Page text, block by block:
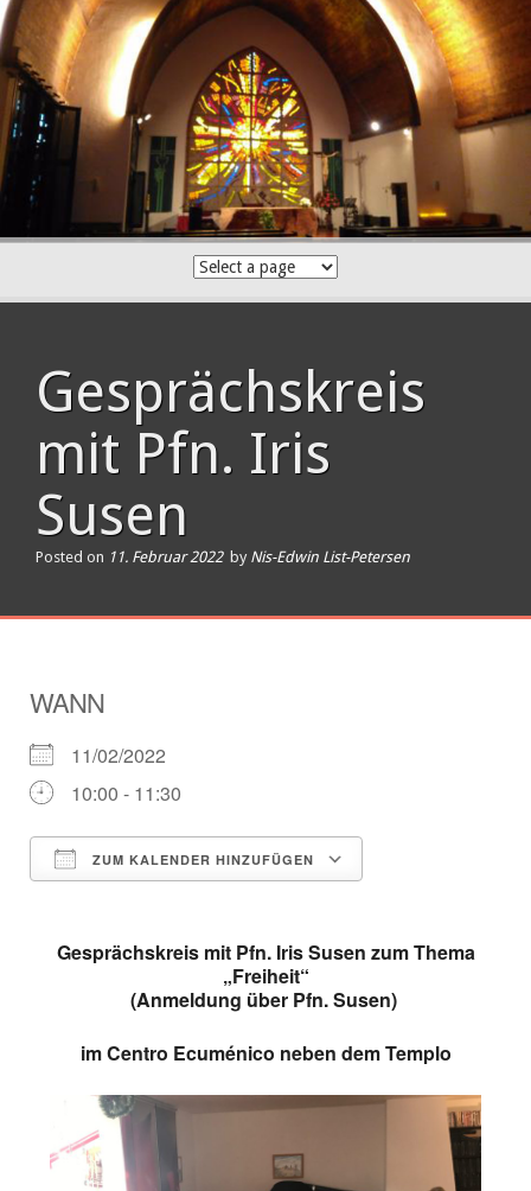
Skip
to
content
Gesprächskreis
mit Pfn. Iris
Susen
Posted on 11. Februar 2022 by Nis-Edwin List-Petersen
WANN
11/02/2022
10:00 - 11:30
ZUM KALENDER HINZUFÜGEN
Gesprächskreis mit Pfn. Iris Susen zum Thema
„Freiheit“
(Anmeldung über Pfn. Susen)
im Centro Ecuménico neben dem Templo